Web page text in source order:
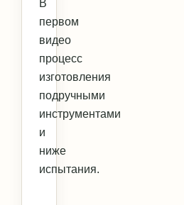
В
первом
видео
процесс
изготовления
подручными
инструментами
и
ниже
испытания.